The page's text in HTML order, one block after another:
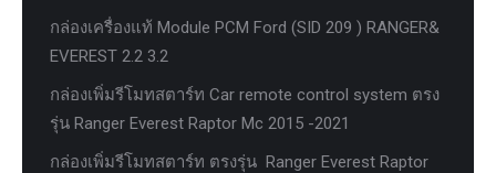
กล่องเครื่องแท้ Module PCM Ford (SID 209 ) RANGER&
EVEREST 2.2 3.2
กล่องเพิ่มรีโมทสตาร์ท Car remote control system ตรง
รุ่น Ranger Everest Raptor Mc 2015 -2021
กล่องเพิ่มรีโมทสตาร์ท ตรงรุ่น Ranger Everest Raptor